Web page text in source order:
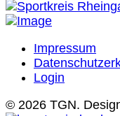
Impressum
Login
© 2026 TGN.